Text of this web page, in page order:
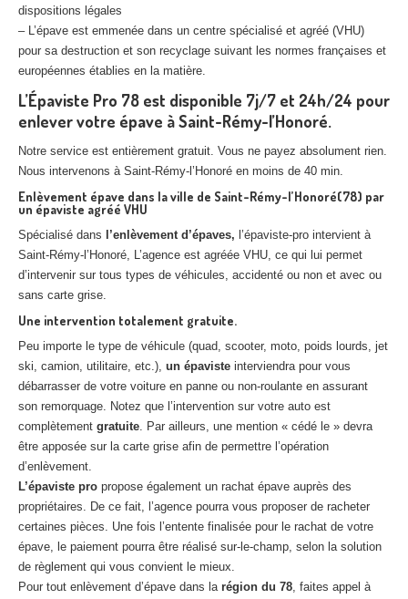
dispositions légales
– L’épave est emmenée dans un centre spécialisé et agréé (VHU)
pour sa destruction et son recyclage suivant les normes françaises et
européennes établies en la matière.
L’Épaviste Pro 78 est disponible 7j/7 et 24h/24 pour
enlever votre épave à Saint-Rémy-l’Honoré.
Notre service est entièrement gratuit. Vous ne payez absolument rien.
Nous intervenons à Saint-Rémy-l’Honoré en moins de 40 min.
Enlèvement épave dans la ville de Saint-Rémy-l’Honoré(78) par
un épaviste agréé VHU
Spécialisé dans l’enlèvement d’épaves, l’épaviste-pro intervient à
Saint-Rémy-l’Honoré, L’agence est agréée VHU, ce qui lui permet
d’intervenir sur tous types de véhicules, accidenté ou non et avec ou
sans carte grise.
Une intervention totalement gratuite.
Peu importe le type de véhicule (quad, scooter, moto, poids lourds, jet
ski, camion, utilitaire, etc.), un épaviste interviendra pour vous
débarrasser de votre voiture en panne ou non-roulante en assurant
son remorquage. Notez que l’intervention sur votre auto est
complètement gratuite. Par ailleurs, une mention « cédé le » devra
être apposée sur la carte grise afin de permettre l’opération
d’enlèvement.
L’épaviste pro propose également un rachat épave auprès des
propriétaires. De ce fait, l’agence pourra vous proposer de racheter
certaines pièces. Une fois l’entente finalisée pour le rachat de votre
épave, le paiement pourra être réalisé sur-le-champ, selon la solution
de règlement qui vous convient le mieux.
Pour tout enlèvement d’épave dans la région du 78, faites appel à